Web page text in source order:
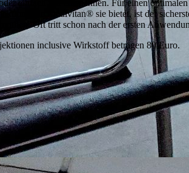
einfach nur entspannen. Für einen
wie Medivitan® sie bietet, ist der
Oft tritt schon nach der ersten
inclusive Wirkstoff betragen 80 Euro.